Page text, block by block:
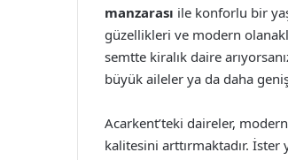
manzarası ile konforlu bir
güzellikleri ve modern
semtte kiralık daire
büyük aileler ya da daha
Acarkent’teki daireler,
kalitesini arttırmaktadır.